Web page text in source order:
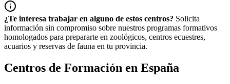
¿Te interesa trabajar en alguno de estos centros? Solicita
información sin compromiso sobre nuestros programas formativos
homologados para prepararte en zoológicos, centros ecuestres,
acuarios y reservas de fauna en tu provincia.
Centros de Formación en España